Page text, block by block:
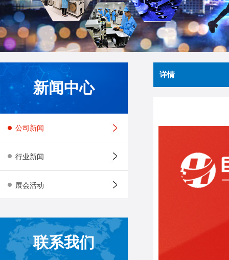
新闻中心
公司新闻
行业新闻
展会活动
联系我们
详情